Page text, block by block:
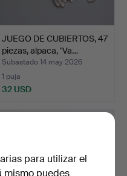
JUEGO DE CUBIERTOS, 47
piezas, alpaca, "Va…
Subastado 14 may 2026
1 puja
32 USD
para utilizar el
mismo puedes